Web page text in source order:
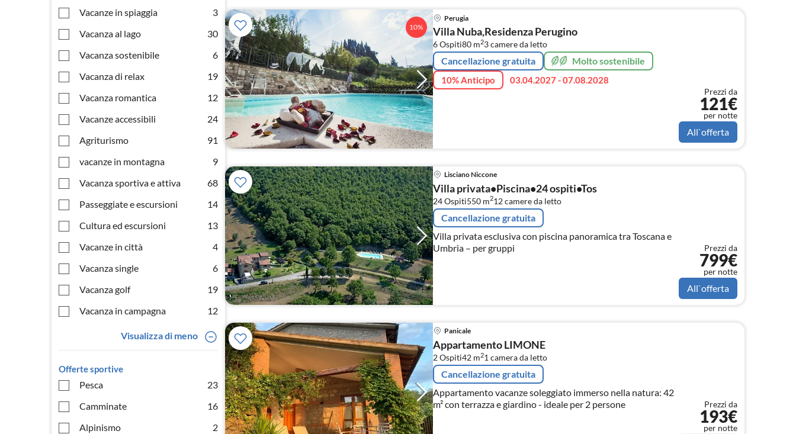
Vacanze in spiaggia
3
Vacanza al lago
30
Vacanza sostenibile
6
Vacanza di relax
19
Vacanza romantica
12
Vacanze accessibili
24
Agriturismo
91
vacanze in montagna
9
Vacanza sportiva e attiva
68
Passeggiate e escursioni
14
Cultura ed escursioni
13
Vacanze in città
4
Vacanza single
6
Vacanza golf
19
Vacanza in campagna
12
Visualizza di meno
Offerte sportive
Pesca
23
Camminate
16
Alpinismo
2
10%
Perugia
Villa Nuba,Residenza Perugino
6 Ospiti80 m23camere da letto
Cancellazione gratuita Molto sostenibile
10% Anticipo 03.04.2027 - 07.08.2028
Prezzi da
121€
per notte
All`offerta
Lisciano Niccone
Villa privata•Piscina•24 ospiti•Tos
24 Ospiti550 m212camere da letto
Cancellazione gratuita
Villa privata esclusiva con piscina panoramica tra Toscana e
Umbria – per gruppi
Prezzi da
799€
per notte
All`offerta
Panicale
Appartamento LIMONE
2 Ospiti42 m21 camera da letto
Cancellazione gratuita
Appartamento vacanze soleggiato immerso nella natura: 42
m² con terrazza e giardino - ideale per 2 persone
Prezzi da
193€
per notte